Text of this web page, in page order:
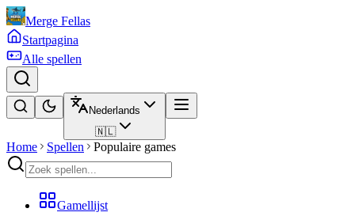
Merge Fellas
Startpagina
Alle spellen
Nederlands
🇳🇱
Home Spellen Populaire games
Gamellijst